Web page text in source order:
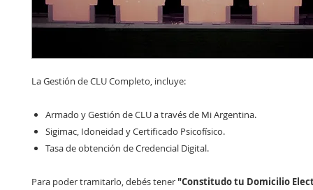
La Gestión de CLU Completo, incluye:
Armado y Gestión de CLU a través de Mi Argentina.
Sigimac, Idoneidad y Certificado Psicofísico.
Tasa de obtención de Credencial Digital.
Para poder tramitarlo, debés tener"Constitudo tu Domicilio